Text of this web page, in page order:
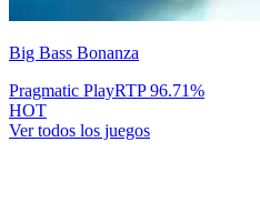
Big Bass Bonanza
Pragmatic PlayRTP96.71%
HOT
Ver todos los juegos